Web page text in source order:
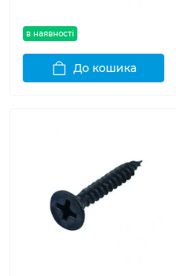
в наявності
До кошика